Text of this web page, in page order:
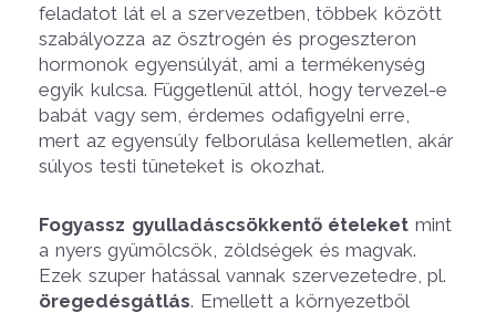
feladatot lát el a szervezetben, többek között
szabályozza az ösztrogén és progeszteron
hormonok egyensúlyát, ami a termékenység
egyik kulcsa. Függetlenül attól, hogy tervezel-e
babát vagy sem, érdemes odafigyelni erre,
mert az egyensúly felborulása kellemetlen, akár
súlyos testi tüneteket is okozhat.
Fogyassz gyulladáscsökkentő ételeket mint
a nyers gyümölcsök, zöldségek és magvak.
Ezek szuper hatással vannak szervezetedre, pl.
öregedésgátlás. Emellett a környezetből